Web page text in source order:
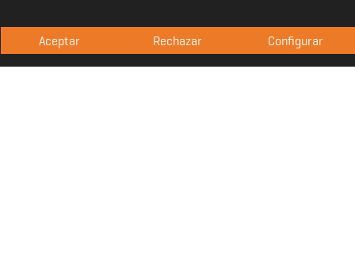
Aceptar Rechazar Configurar